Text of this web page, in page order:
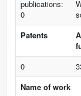
publications:
0
Patents
0
Name of work